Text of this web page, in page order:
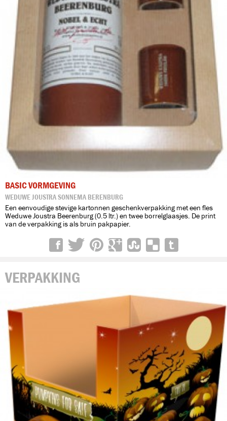
BASIC VORMGEVING
WEDUWE JOUSTRA SONNEMA BERENBURG
Een eenvoudige stevige kartonnen geschenkverpakking met een fles
Weduwe Joustra Beerenburg (0.5 ltr.) en twee borrelglaasjes. De print
van de verpakking is als bruin pakpapier.
VERPAKKING